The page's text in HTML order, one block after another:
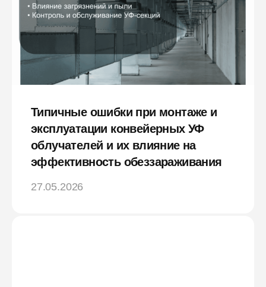
Типичные ошибки при монтаже и
эксплуатации конвейерных УФ
облучателей и их влияние на
эффективность обеззараживания
27.05.2026